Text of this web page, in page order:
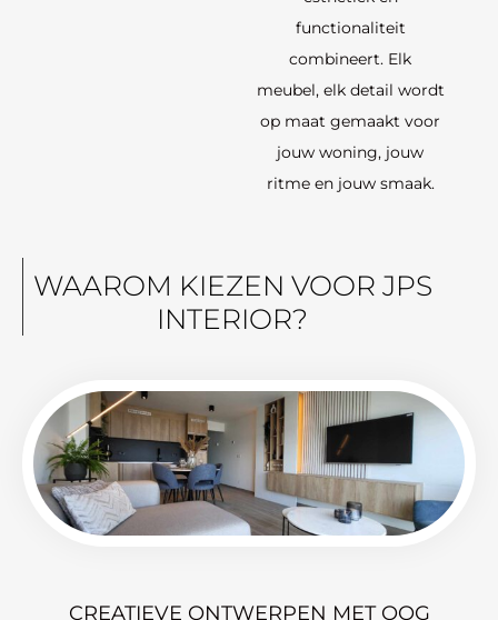
functionaliteit
combineert. Elk
meubel, elk detail wordt
op maat gemaakt voor
jouw woning, jouw
ritme en jouw smaak.
WAAROM KIEZEN VOOR JPS
INTERIOR?
CREATIEVE ONTWERPEN MET OOG